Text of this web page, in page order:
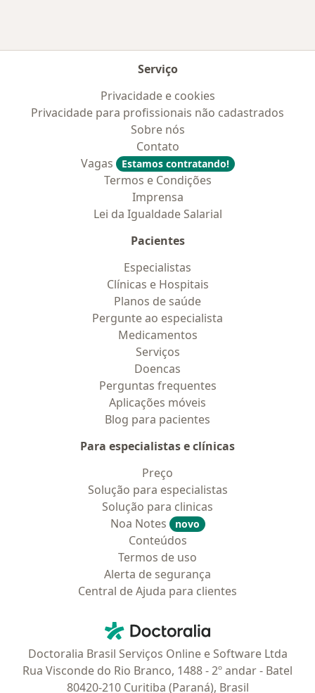
Serviço
Privacidade e cookies
Privacidade para profissionais não cadastrados
Sobre nós
Contato
Vagas
Estamos contratando!
Termos e Condições
Imprensa
Lei da Igualdade Salarial
Pacientes
Especialistas
Clínicas e Hospitais
Planos de saúde
Pergunte ao especialista
Medicamentos
Serviços
Doencas
Perguntas frequentes
Aplicações móveis
Blog para pacientes
Para especialistas e clínicas
Preço
Solução para especialistas
Solução para clinicas
Noa Notes
novo
Conteúdos
Termos de uso
Alerta de segurança
Central de Ajuda para clientes
Doctoralia - Homepage
Doctoralia Brasil Serviços Online e Software Ltda
Rua Visconde do Rio Branco, 1488 - 2º andar - Batel
80420-210 Curitiba (Paraná), Brasil